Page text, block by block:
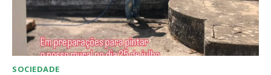
SOCIEDADE